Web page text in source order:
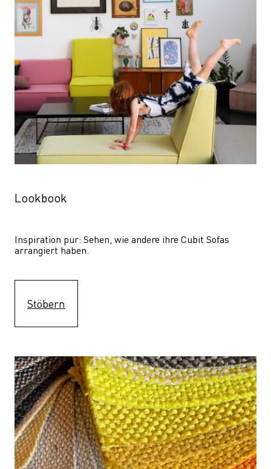
Lookbook
Inspiration pur: Sehen, wie andere ihre Cubit Sofas
arrangiert haben.
Stöbern